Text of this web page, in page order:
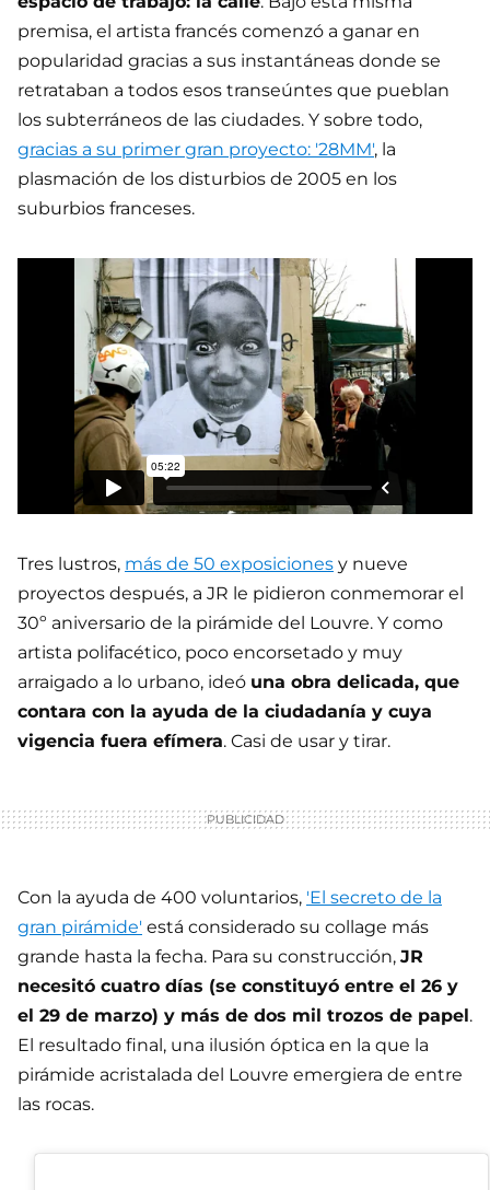
premisa, el artista francés comenzó a ganar en
popularidad gracias a sus instantáneas donde se
retrataban a todos esos transeúntes que pueblan
los subterráneos de las ciudades. Y sobre todo,
gracias a su primer gran proyecto: '28MM', la
plasmación de los disturbios de 2005 en los
suburbios franceses.
Tres lustros, más de 50 exposiciones y nueve
proyectos después, a JR le pidieron conmemorar el
30º aniversario de la pirámide del Louvre. Y como
artista polifacético, poco encorsetado y muy
arraigado a lo urbano, ideó una obra delicada, que
contara con la ayuda de la ciudadanía y cuya
vigencia fuera efímera. Casi de usar y tirar.
Con la ayuda de 400 voluntarios, 'El secreto de la
gran pirámide' está considerado su collage más
grande hasta la fecha. Para su construcción, JR
necesitó cuatro días (se constituyó entre el 26 y
el 29 de marzo) y más de dos mil trozos de papel.
El resultado final, una ilusión óptica en la que la
pirámide acristalada del Louvre emergiera de entre
las rocas.